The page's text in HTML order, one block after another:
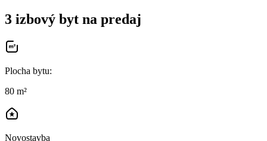
3 izbový byt na predaj
Plocha bytu:
80 m²
Novostavba